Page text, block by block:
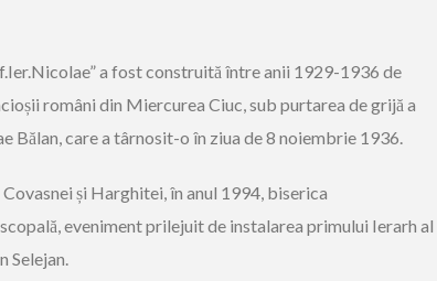
a fost construită între anii 1929-1936 de
români din Miercurea Ciuc, sub purtarea de grijă a
care a târnosit-o în ziua de 8 noiembrie 1936.
și Harghitei, în anul 1994, biserica
eveniment prilejuit de instalarea primului Ierarh al
Selejan.